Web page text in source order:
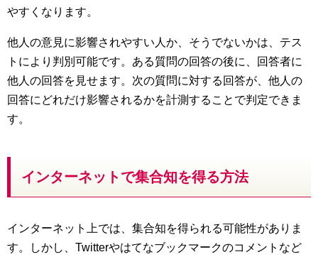
やすくなります。
他人の意見に影響されやすい人か、そうでないかは、テス
トにより判別可能です。ある質問の回答の後に、回答者に
他人の回答を見せます。次の質問に対する回答が、他人の
回答にどれだけ影響されるかを計測することで判定できま
す。
インターネットで集合知を得る方法
インターネット上では、集合知を得られる可能性がありま
す。しかし、Twitterやはてなブックマークのコメントなど